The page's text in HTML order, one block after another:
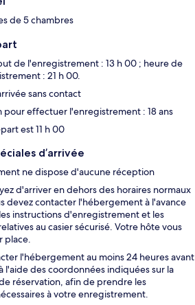
de 5 chambres
de l'enregistrement : 13 h 00 ; heure de
: 21 h 00.
sans contact
pour effectuer l'enregistrement : 18 ans
est 11 h 00
d’arrivée
ne dispose d'aucune réception
d'arriver en dehors des horaires normaux
devez contacter l'hébergement à l'avance
instructions d'enregistrement et les
au casier sécurisé. Votre hôte vous
place.
l'hébergement au moins 24 heures avant
l'aide des coordonnées indiquées sur la
réservation, afin de prendre les
à votre enregistrement.